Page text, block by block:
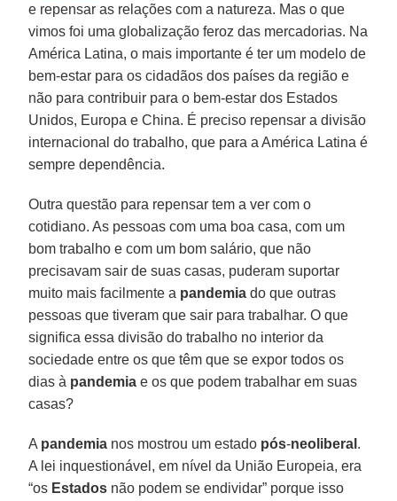
e repensar as relações com a natureza. Mas o que
vimos foi uma globalização feroz das mercadorias. Na
América Latina, o mais importante é ter um modelo de
bem-estar para os cidadãos dos países da região e
não para contribuir para o bem-estar dos Estados
Unidos, Europa e China. É preciso repensar a divisão
internacional do trabalho, que para a América Latina é
sempre dependência.
Outra questão para repensar tem a ver com o
cotidiano. As pessoas com uma boa casa, com um
bom trabalho e com um bom salário, que não
precisavam sair de suas casas, puderam suportar
muito mais facilmente a pandemia do que outras
pessoas que tiveram que sair para trabalhar. O que
significa essa divisão do trabalho no interior da
sociedade entre os que têm que se expor todos os
dias à pandemia e os que podem trabalhar em suas
casas?
A pandemia nos mostrou um estado pós-neoliberal .
A lei inquestionável, em nível da União Europeia, era
“os Estados não podem se endividar” porque isso